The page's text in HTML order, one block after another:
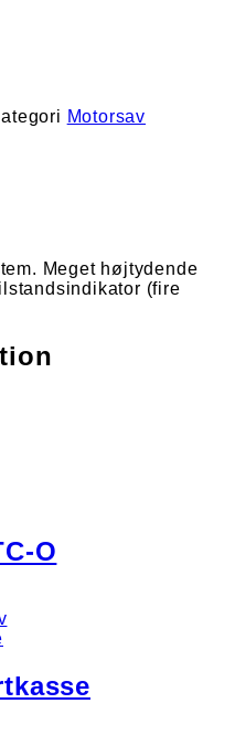
Motorsav
Meget højtydende
(fire
O